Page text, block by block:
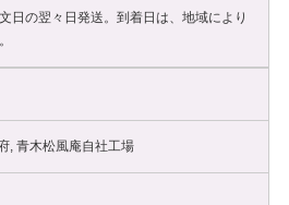
日の翌々日発送。到着日は、地域により
, 青木松風庵自社工場